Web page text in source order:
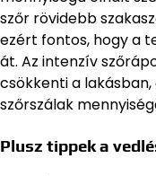
szőr rövidebb
ezért fontos, hogy a
át. Az intenzív
csökkenti a
szőrszálak
Plusz tippek a